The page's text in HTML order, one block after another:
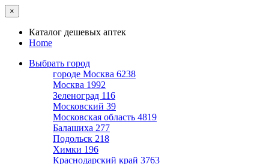
×
Каталог дешевых аптек
Home
Выбрать город
городе Москва 6238
Москва 1992
Зеленоград 116
Московский 39
Московская область 4819
Балашиха 277
Подольск 218
Химки 196
Краснодарский край 3763